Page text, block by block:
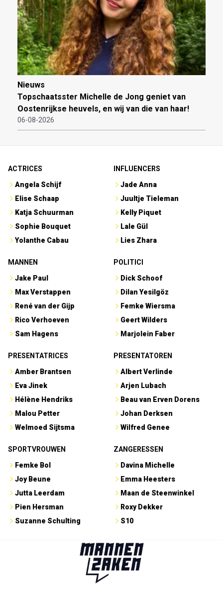
Nieuws
Topschaatsster Michelle de Jong geniet van
Oostenrijkse heuvels, en wij van die van haar!
06-08-2026
ACTRICES
Angela Schijf
Elise Schaap
Katja Schuurman
Sophie Bouquet
Yolanthe Cabau
INFLUENCERS
Jade Anna
Juultje Tieleman
Kelly Piquet
Lale Gül
Lies Zhara
MANNEN
Jake Paul
Max Verstappen
René van der Gijp
Rico Verhoeven
Sam Hagens
POLITICI
Dick Schoof
Dilan Yesilgöz
Femke Wiersma
Geert Wilders
Marjolein Faber
PRESENTATRICES
Amber Brantsen
Eva Jinek
Hélène Hendriks
Malou Petter
Welmoed Sijtsma
PRESENTATOREN
Albert Verlinde
Arjen Lubach
Beau van Erven Dorens
Johan Derksen
Wilfred Genee
SPORTVROUWEN
Femke Bol
Joy Beune
Jutta Leerdam
Pien Hersman
Suzanne Schulting
ZANGERESSEN
Davina Michelle
Emma Heesters
Maan de Steenwinkel
Roxy Dekker
S10